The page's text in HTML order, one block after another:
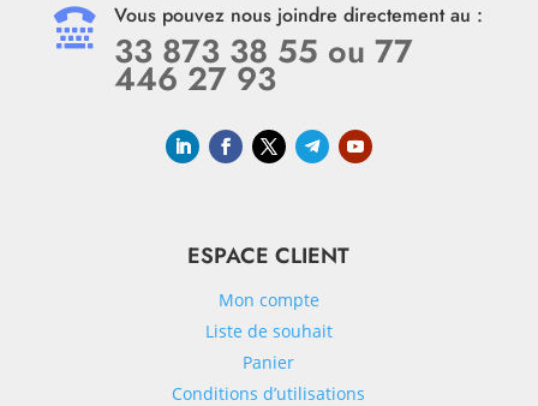
 Vous pouvez nous joindre directement au :
33 873 38 55 ou 77
446 27 93
ESPACE CLIENT
Mon compte
Liste de souhait
Panier
Conditions d’utilisations